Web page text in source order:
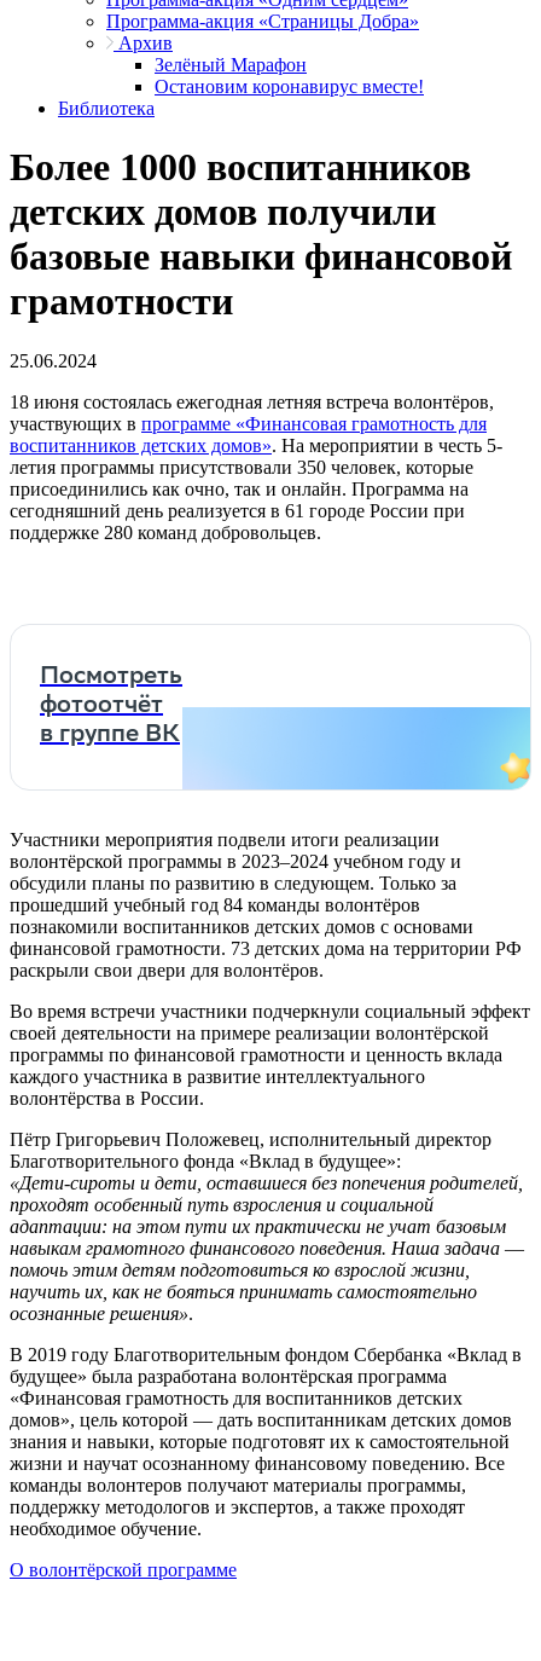
Программа-акция «Страницы Добра»
Архив
Зелёный Марафон
Остановим коронавирус вместе!
Библиотека
Более 1000 воспитанников
детских домов получили
базовые навыки финансовой
грамотности
25.06.2024
18 июня состоялась ежегодная летняя встреча волонтёров,
участвующих в программе «Финансовая грамотность для
воспитанников детских домов». На мероприятии в честь 5-
летия программы присутствовали 350 человек, которые
присоединились как очно, так и онлайн. Программа на
сегодняшний день реализуется в 61 городе России при
поддержке 280 команд добровольцев.
Посмотреть
фотоотчёт
в группе ВК
Участники мероприятия подвели итоги реализации
волонтёрской программы в 2023–2024 учебном году и
обсудили планы по развитию в следующем. Только за
прошедший учебный год 84 команды волонтёров
познакомили воспитанников детских домов с основами
финансовой грамотности. 73 детских дома на территории РФ
раскрыли свои двери для волонтёров.
Во время встречи участники подчеркнули социальный эффект
своей деятельности на примере реализации волонтёрской
программы по финансовой грамотности и ценность вклада
каждого участника в развитие интеллектуального
волонтёрства в России.
Пётр Григорьевич Положевец, исполнительный директор
Благотворительного фонда «Вклад в будущее»:
«Дети-сироты и дети, оставшиеся без попечения родителей,
проходят особенный путь взросления и социальной
адаптации: на этом пути их практически не учат базовым
навыкам грамотного финансового поведения. Наша задача ―
помочь этим детям подготовиться ко взрослой жизни,
научить их, как не бояться принимать самостоятельно
осознанные решения».
В 2019 году Благотворительным фондом Сбербанка «Вклад в
будущее» была разработана волонтёрская программа
«Финансовая грамотность для воспитанников детских
домов», цель которой ― дать воспитанникам детских домов
знания и навыки, которые подготовят их к самостоятельной
жизни и научат осознанному финансовому поведению. Все
команды волонтеров получают материалы программы,
поддержку методологов и экспертов, а также проходят
необходимое обучение.
О волонтёрской программе